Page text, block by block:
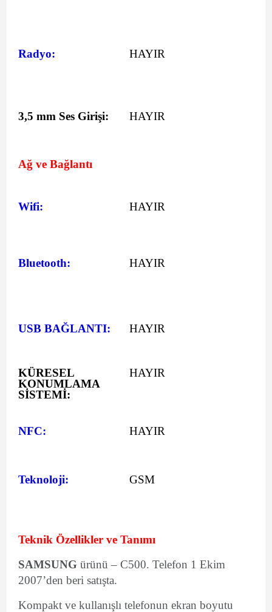
Radyo: HAYIR
3,5 mm Ses Girişi: HAYIR
Ağ ve Bağlantı
Wifi: HAYIR
Bluetooth: HAYIR
USB BAĞLANTI: HAYIR
KÜRESEL
KONUMLAMA
SİSTEMİ:
HAYIR
NFC: HAYIR
Teknoloji: GSM
Teknik Özellikler ve Tanımı
SAMSUNG ürünü – C500. Telefon 1 Ekim
2007’den beri satışta.
Kompakt ve kullanışlı telefonun ekran boyutu